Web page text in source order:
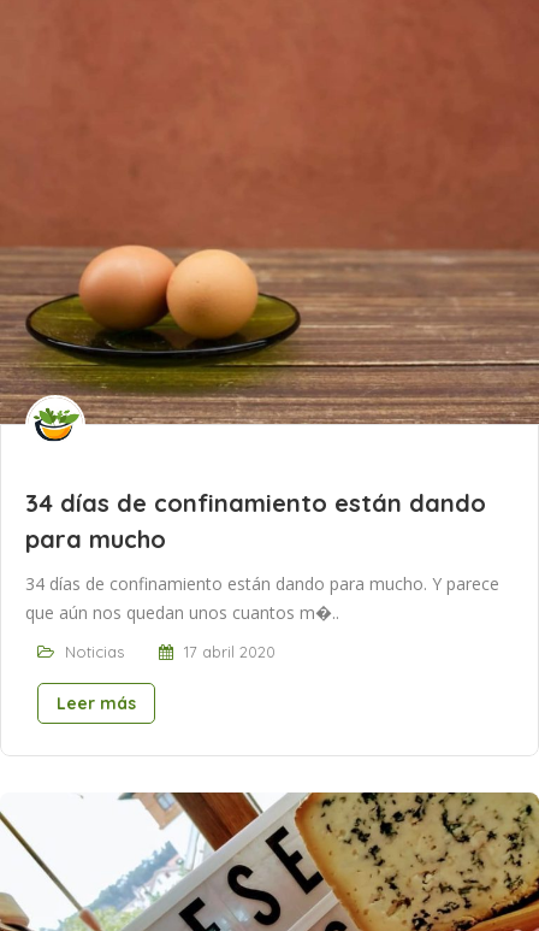
34 días de confinamiento están dando
para mucho
34 días de confinamiento están dando para mucho. Y parece
que aún nos quedan unos cuantos m�..
Noticias 17 abril 2020
Leer más